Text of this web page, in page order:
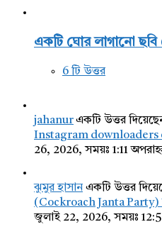
একটি ঘোর লাগানো ছবি
6 টি উত্তর
jahanurএকটি উত্তর
Instagram
26, 2026, সময়ঃ 1:11
ঝুমুর হাসানএকটি উত্তর
(Cockroach Janta Party)
জুলাই 22, 2026, সময়ঃ